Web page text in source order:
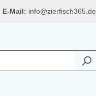
E-Mail: info@zierfisch365.de